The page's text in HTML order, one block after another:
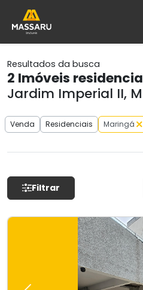
Resultados da busca
2 Imóveis
Jardim Imperial II,
Venda Residenciais Maringá
Filtrar